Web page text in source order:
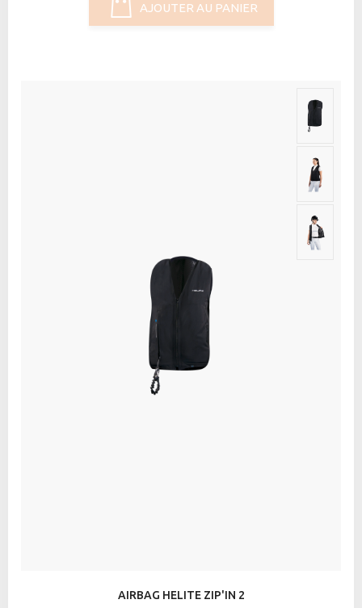
AJOUTER AU PANIER
AIRBAG HELITE ZIP'IN 2